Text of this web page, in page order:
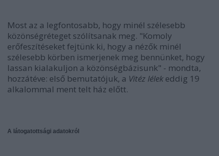
Most az a legfontosabb, hogy minél szélesebb
közönségréteget szólítsanak meg. "Komoly
erőfeszítéseket fejtünk ki, hogy a nézők minél
szélesebb körben ismerjenek meg bennünket, hogy
lassan kialakuljon a közönségbázisunk" - mondta,
hozzátéve: első bemutatójuk, a Vitéz lélek eddig 19
alkalommal ment telt ház előtt.
A látogatottsági adatokról